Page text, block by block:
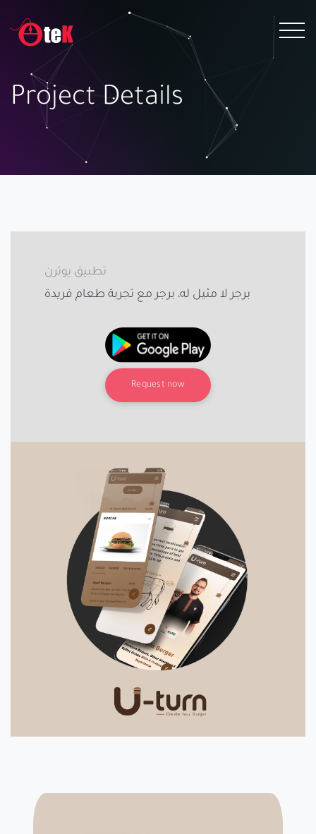
Project Details
تطبيق يوترن
برجر لا مثيل له، برجر مع تجربة طعام فريدة
Request now